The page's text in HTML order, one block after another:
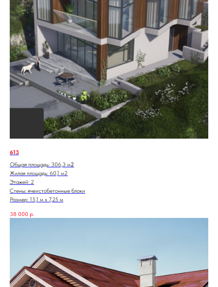
613
Общая площадь: 306,3 м2
Жилая площадь: 60,1 м2
Этажей: 2
Стены: ячеистобетонные блоки
Размер: 15,1 м х 7,25 м
38 000 р.